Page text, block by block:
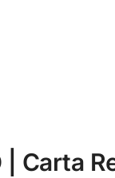
Carta